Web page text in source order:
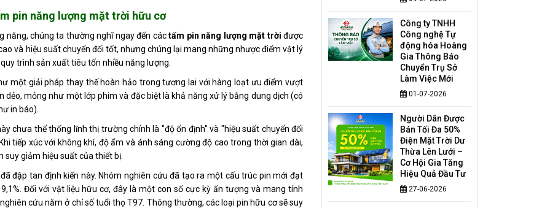
pin năng lượng mặt trời hữu cơ
năng, chúng ta thường nghĩ ngay đến cáctấm pin năng lượng mặt trời được
và hiệu suất chuyển đổi tốt, nhưng chúng lại mang những nhược điểm vật lý
trình sản xuất tiêu tốn nhiều năng lượng.
một giải pháp thay thế hoàn hảo trong tương lai với hàng loạt ưu điểm vượt
mỏng như một lớp phim và đặc biệt là khả năng xử lý bằng dung dịch (có
in báo).
chưa thể thống lĩnh thị trường chính là "độ ổn định" và "hiệu suất chuyển đổi
tiếp xúc với không khí, độ ẩm và ánh sáng cường độ cao trong thời gian dài,
giảm hiệu suất của thiết bị.
đập tan định kiến này. Nhóm nghiên cứu đã tạo ra một cấu trúc pin mới đạt
Đối với vật liệu hữu cơ, đây là một con số cực kỳ ấn tượng và mang tính
cứu nằm ở chỉ số tuổi thọ T97. Thông thường, các loại pin hữu cơ sẽ suy
Công ty TNHH
Công nghệ Tự
động hóa Hoàng
Gia Thông Báo
Chuyển Trụ Sở
Làm Việc Mới
01-07-2026
Người Dân Được
Bán Tối Đa 50%
Điện Mặt Trời Dư
Thừa Lên Lưới –
Cơ Hội Gia Tăng
Hiệu Quả Đầu Tư
27-06-2026